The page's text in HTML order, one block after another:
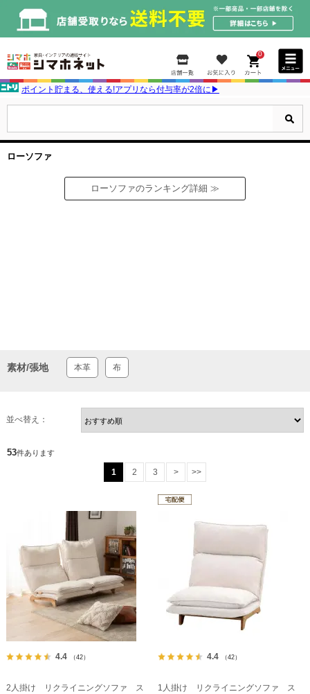
0
ポイント貯まる、使える!アプリなら付与率が2倍に▶
ローソファ
ローソファのランキング詳細 ≫
素材/張地 本革 布
並べ替え：
53件あります
1 2 3 > >>
4.4 （42）
2人掛け リクライニングソファ ス
4.4 （42）
1人掛け リクライニングソファ ス